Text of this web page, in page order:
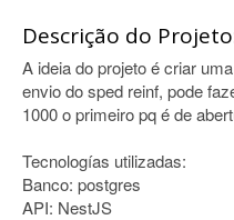
Descrição do
A ideia do projeto é criar
envio do sped reinf, pode
1000 o primeiro pq é de
Tecnologías utilizadas:
Banco: postgres
API: NestJS